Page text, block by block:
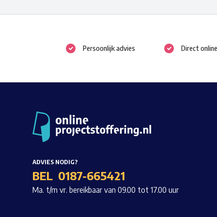
gekozen
Persoonlijk advies Direct
ADVIES NODIG?
BEL 0187-665421
Ma. t/m vr. bereikbaar van 09.00 tot 17.00 uur